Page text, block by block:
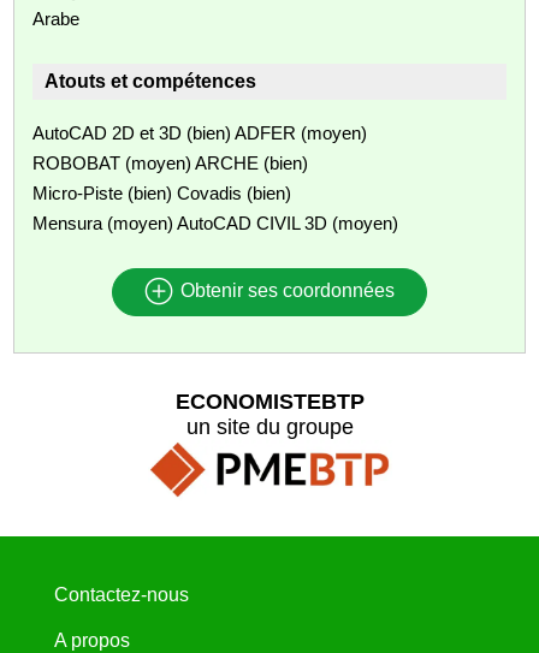
Arabe
Atouts et compétences
AutoCAD 2D et 3D (bien) ADFER (moyen)
ROBOBAT (moyen) ARCHE (bien)
Micro-Piste (bien) Covadis (bien)
Mensura (moyen) AutoCAD CIVIL 3D (moyen)
Obtenir ses coordonnées
ECONOMISTEBTP
un site du groupe
Contactez-nous
A propos